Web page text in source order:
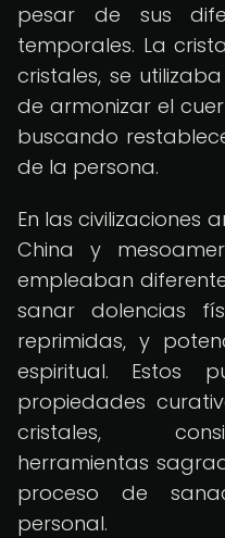
pesar de sus
temporales. La
cristales, se
de armonizar el
buscando
de la persona.
En las civilizaciones
China y
empleaban
sanar dolencias
reprimidas, y
espiritual. Estos
propiedades
cristales,
herramientas
proceso de
personal.